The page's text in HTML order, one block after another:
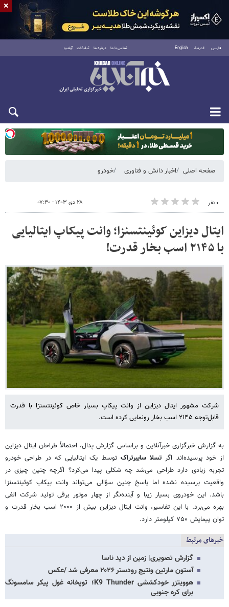
فارسی العربية English تماس با ما درباره ما تبلیغات آرشیو
یکشنبه ۱۸ مرداد ۱۴۰۵
صفحه اصلی اخبار دانش و فناوری خودرو
۰ نفر ۲۸ دی ۱۴۰۳ - ۰۷:۳۰
ایتال دیزاین کوئینتسنزا؛ وانت پیکاپ ایتالیایی
با ۲۱۴۵ اسب بخار قدرت!
شرکت مشهور ایتال دیزاین از وانت پیکاپ بسیار خاص کوئینتسنزا با قدرت
قابل‌توجه ۲۱۴۵ اسب بخار رونمایی کرده است.
به گزارش خبرگزاری خبرآنلاین و براساس گزارش پدال، احتمالاً طراحان ایتال دیزاین
از خود پرسیده‌اند اگر تسلا سایبرتراک توسط یک ایتالیایی که در طراحی خودرو
تجربه زیادی دارد طراحی می‌شد چه شکلی پیدا می‌کرد؟ اگرچه چنین چیزی در
واقعیت پرسیده نشده اما پاسخ چنین سؤالی می‌تواند وانت پیکاپ کوئینتسنزا
باشد. این خودروی بسیار زیبا و آینده‌نگر از چهار موتور برقی تولید شرکت الفی
بهره می‌برد. با این تفاسیر، وانت ایتال دیزاین بیش از ۲۰۰۰ اسب بخار قدرت و
توان پیمایش ۷۵۰ کیلومتر دارد.
خبرهای مرتبط
گزارش تصویری| زمین از دید ناسا
آستون مارتین ونتیج رودستر ۲۰۲۶ معرفی شد /عکس
هوویتزر خودکششی K9 Thunder؛ توپخانه غول پیکر سامسونگ
برای کره جنوبی
×